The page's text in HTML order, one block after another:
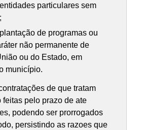
particulares sem
de programas ou
não permanente de
ou do Estado, em
município.
de que tratam
feitas pelo prazo de ate
podendo ser prorrogados
persistindo as razoes que